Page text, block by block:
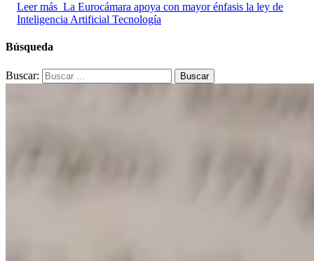
Leer más La Eurocámara apoya con mayor énfasis la ley de
Inteligencia Artificial Tecnología
Búsqueda
Buscar: